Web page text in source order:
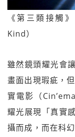
《第三類接觸
Kind）
雖然鏡頭耀光會
畫面出現瑕疵，
實電影（
耀光展現「真實
攝而成，而在科